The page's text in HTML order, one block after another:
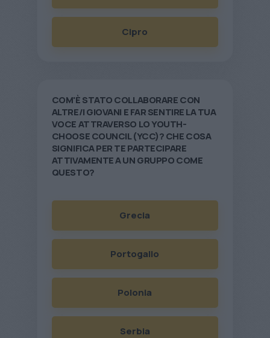
Cipro
COM'È STATO COLLABORARE CON
ALTRE/I GIOVANI E FAR SENTIRE LA TUA
VOCE ATTRAVERSO LO YOUTH-
CHOOSE COUNCIL (YCC)? CHE COSA
SIGNIFICA PER TE PARTECIPARE
ATTIVAMENTE A UN GRUPPO COME
QUESTO?
Grecia
Portogallo
Polonia
Serbia